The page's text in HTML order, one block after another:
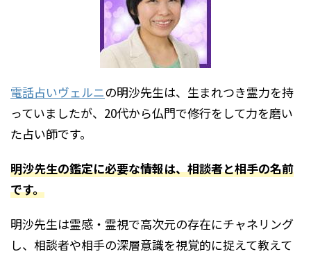
電話占いヴェルニの明沙先生は、生まれつき霊力を持
っていましたが、20代から仏門で修行をして力を磨い
た占い師です。
明沙先生の鑑定に必要な情報は、相談者と相手の名前
です。
明沙先生は霊感・霊視で高次元の存在にチャネリング
し、相談者や相手の深層意識を視覚的に捉えて教えて